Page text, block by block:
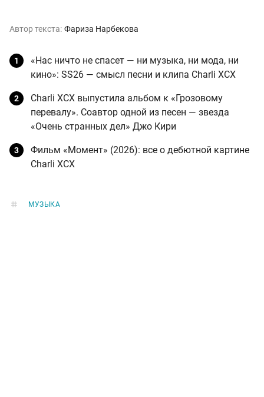
Автор текста: Фариза Нарбекова
«Нас ничто не спасет — ни музыка, ни мода, ни
кино»: SS26 — смысл песни и клипа Charli XCX
Charli XCX выпустила альбом к «Грозовому
перевалу». Соавтор одной из песен — звезда
«Очень странных дел» Джо Кири
Фильм «Момент» (2026): все о дебютной картине
Charli XCX
МУЗЫКА